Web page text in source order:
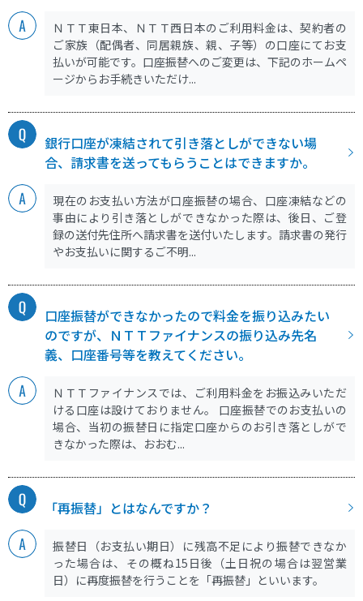
ＮＴＴ東日本、ＮＴＴ西日本のご利用料金は、契約者の
ご家族（配偶者、同居親族、親、子等）の口座にてお支
払いが可能です。口座振替へのご変更は、下記のホームペ
ージからお手続きいただけ...
銀行口座が凍結されて引き落としができない場
合、請求書を送ってもらうことはできますか。
現在のお支払い方法が口座振替の場合、口座凍結などの
事由により引き落としができなかった際は、後日、ご登
録の送付先住所へ請求書を送付いたします。請求書の発行
やお支払いに関するご不明...
口座振替ができなかったので料金を振り込みたい
のですが、ＮＴＴファイナンスの振り込み先名
義、口座番号等を教えてください。
ＮＴＴファイナンスでは、ご利用料金をお振込みいただ
ける口座は設けておりません。 口座振替でのお支払いの
場合、当初の振替日に指定口座からのお引き落としがで
きなかった際は、おおむ...
「再振替」とはなんですか？
振替日（お支払い期日）に残高不足により振替できなか
った場合は、その概ね15日後（土日祝の場合は翌営業
日）に再度振替を行うことを「再振替」といいます。